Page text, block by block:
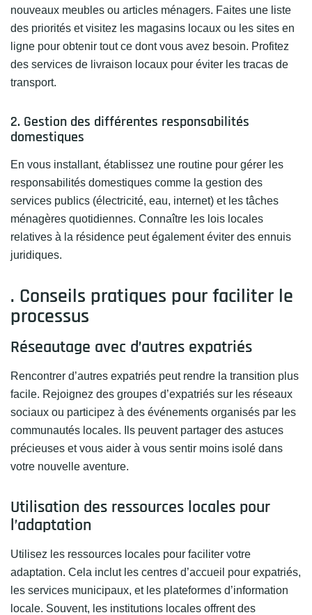
nouveaux meubles ou articles ménagers. Faites une liste
des priorités et visitez les magasins locaux ou les sites en
ligne pour obtenir tout ce dont vous avez besoin. Profitez
des services de livraison locaux pour éviter les tracas de
transport.
2. Gestion des différentes responsabilités
domestiques
En vous installant, établissez une routine pour gérer les
responsabilités domestiques comme la gestion des
services publics (électricité, eau, internet) et les tâches
ménagères quotidiennes. Connaître les lois locales
relatives à la résidence peut également éviter des ennuis
juridiques.
. Conseils pratiques pour faciliter le
processus
Réseautage avec d’autres expatriés
Rencontrer d’autres expatriés peut rendre la transition plus
facile. Rejoignez des groupes d’expatriés sur les réseaux
sociaux ou participez à des événements organisés par les
communautés locales. Ils peuvent partager des astuces
précieuses et vous aider à vous sentir moins isolé dans
votre nouvelle aventure.
Utilisation des ressources locales pour
l’adaptation
Utilisez les ressources locales pour faciliter votre
adaptation. Cela inclut les centres d’accueil pour expatriés,
les services municipaux, et les plateformes d’information
locale. Souvent, les institutions locales offrent des